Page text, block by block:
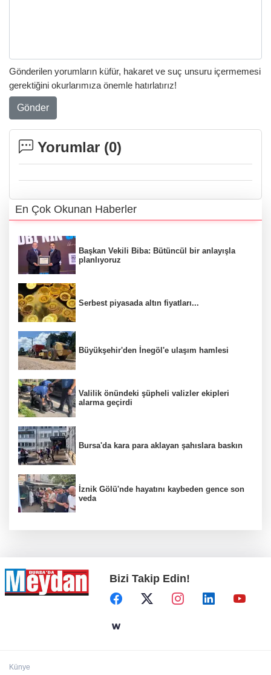
Gönderilen yorumların küfür, hakaret ve suç unsuru içermemesi
gerektiğini okurlarımıza önemle hatırlatırız!
Gönder
Yorumlar (0)
En Çok Okunan Haberler
Başkan Vekili Biba: Bütüncül bir anlayışla
planlıyoruz
Serbest piyasada altın fiyatları...
Büyükşehir'den İnegöl'e ulaşım hamlesi
Valilik önündeki şüpheli valizler ekipleri
alarma geçirdi
Bursa'da kara para aklayan şahıslara baskın
İznik Gölü'nde hayatını kaybeden gence son
veda
Bizi Takip Edin!
Künye